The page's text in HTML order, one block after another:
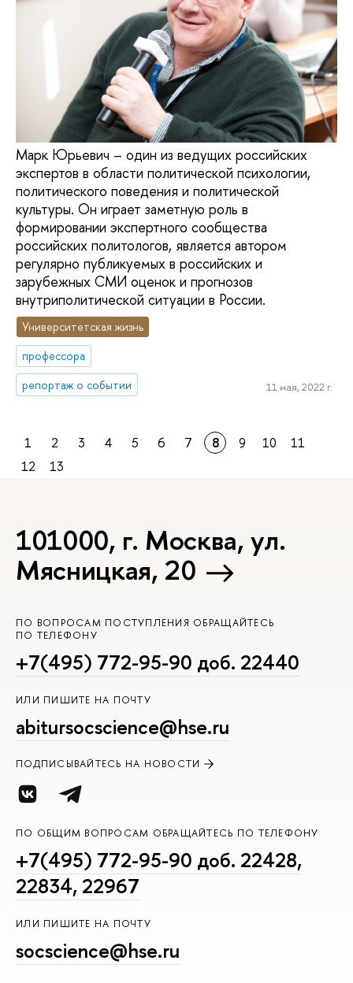
Марк Юрьевич – один из ведущих российских
экспертов в области политической психологии,
политического поведения и политической
культуры. Он играет заметную роль в
формировании экспертного сообщества
российских политологов, является автором
регулярно публикуемых в российских и
зарубежных СМИ оценок и прогнозов
внутриполитической ситуации в России.
Университетская жизнь
профессора
репортаж о событии
11 мая, 2022 г.
1 2 3 4 5 6 7 8 9 10
11
12
13
101000, г. Москва, ул.
Мясницкая, 20
ПО ВОПРОСАМ ПОСТУПЛЕНИЯ ОБРАЩАЙТЕСЬ
ПО ТЕЛЕФОНУ
+7(495) 772-95-90 доб. 22440
ИЛИ ПИШИТЕ НА ПОЧТУ
abitursocscience@hse.ru
ПОДПИСЫВАЙТЕСЬ НА НОВОСТИ
ПО ОБЩИМ ВОПРОСАМ ОБРАЩАЙТЕСЬ ПО ТЕЛЕФОНУ
+7(495) 772-95-90 доб. 22428,
22834, 22967
ИЛИ ПИШИТЕ НА ПОЧТУ
socscience@hse.ru